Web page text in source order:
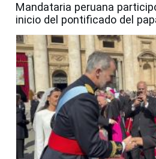
Mandataria peruana
inicio del pontificado del